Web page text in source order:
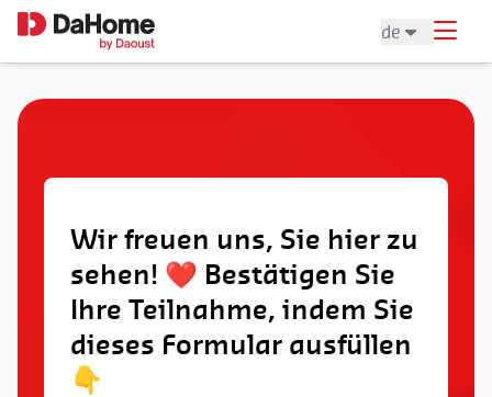
de
Wir freuen uns, Sie hier zu
sehen! ❤️ Bestätigen Sie
Ihre Teilnahme, indem Sie
dieses Formular ausfüllen
👇